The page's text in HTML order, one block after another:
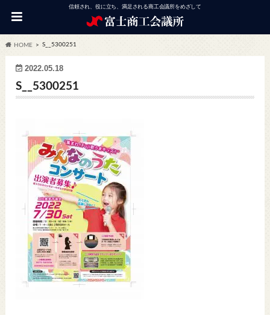
信頼され、役に立ち、満足される商工会議所をめざして
HOME S__5300251
2022.05.18
S__5300251